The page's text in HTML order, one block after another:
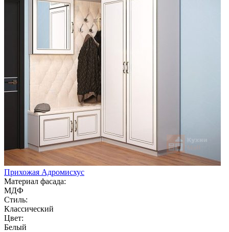
Прихожая Адромисхус
Материал фасада:
МДФ
Стиль:
Классический
Цвет:
Белый